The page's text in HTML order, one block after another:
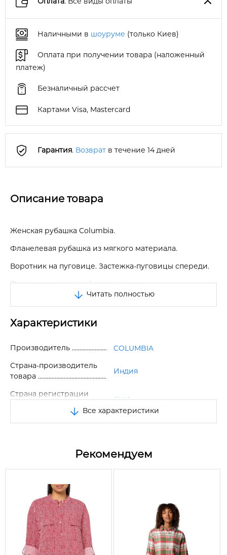
Наличными в шоуруме (только Киев)
Оплата при получении товара (наложенный
платеж)
Безналичный рассчет
Картами Visa, Mastercard
Гарантия. Возврат в течение 14 дней
Описание товара
Женская рубашка Columbia.
Фланелевая рубашка из мягкого материала.
Воротник на пуговице. Застежка-пуговицы спереди.
Принт клетка по всей поверхности.
Один накладной карман спереди.
Манжеты рукавов на пуговицах, есть возможность
закатать рукава и пристегнуть на пуговицу.
Отличное качество.
Читать полностью
Характеристики
Производитель
COLUMBIA
Страна-производитель
товара
Индия
Страна регистрации
США
Размер
1X
100% хлопок
Карманы
Тип застежки
Пуговицы
Длина рукавов
Длинные
Все характеристики
Рекомендуем